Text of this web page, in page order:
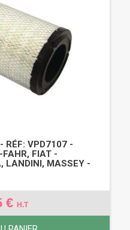
RÉF: VPD7107 -
FIAT -
LANDINI, MASSEY -
€ H.T